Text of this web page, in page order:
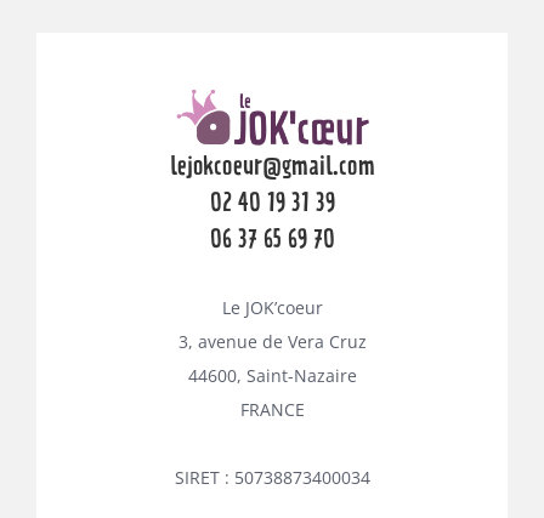
lejokcoeur@gmail.com
02 40 19 31 39
06 37 65 69 70
Le JOK’coeur
3, avenue de Vera Cruz
44600, Saint-Nazaire
FRANCE
SIRET : 50738873400034